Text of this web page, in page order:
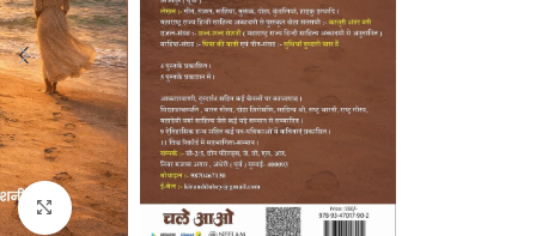
Click to enlarge